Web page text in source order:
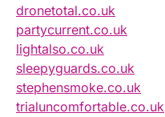
dronetotal.co.uk
partycurrent.co.uk
lightalso.co.uk
sleepyguards.co.uk
stephensmoke.co.uk
trialuncomfortable.co.uk